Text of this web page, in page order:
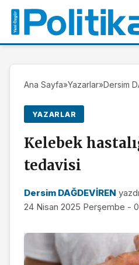
Ana Sayfa»Yazarlar»Dersim
YAZARLAR
Kelebek
tedavisi
Dersim DAĞDEVİREN yazdı
24 Nisan 2025 Perşembe -